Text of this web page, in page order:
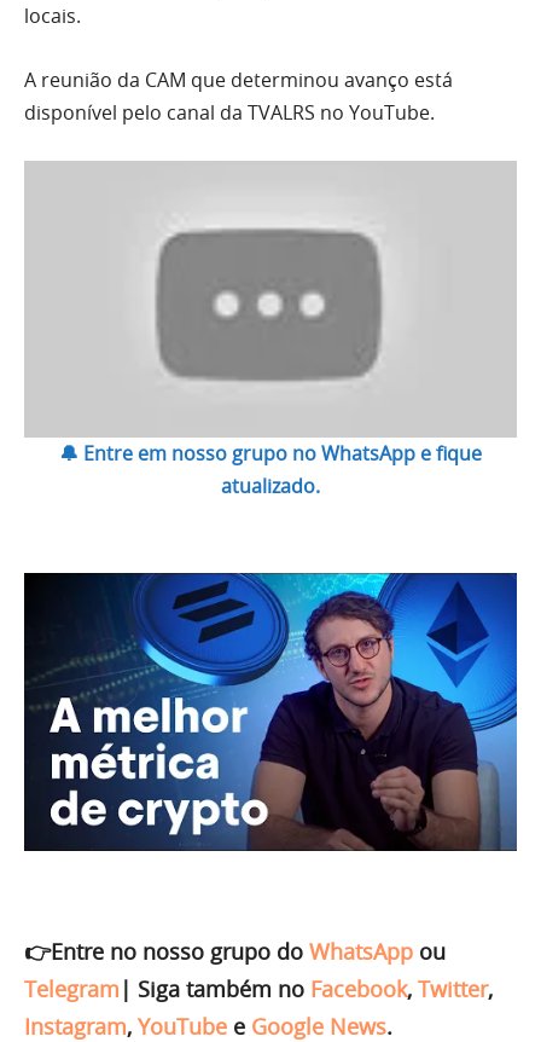
locais.
A reunião da CAM que determinou avanço está
disponível pelo canal da TVALRS no YouTube.
🔔 Entre em nosso grupo no WhatsApp e fique
atualizado.
👉Entre no nosso grupo do WhatsApp ou
Telegram | Siga também no Facebook, Twitter,
Instagram, YouTube e Google News.